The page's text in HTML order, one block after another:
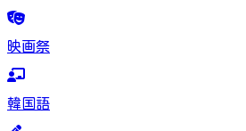
映画祭
韓国語